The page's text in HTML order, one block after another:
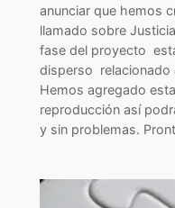
anunciar que hemos
llamado sobre
fase del proyecto
disperso relacionado
Hemos agregado
reproducción así
y sin problemas.